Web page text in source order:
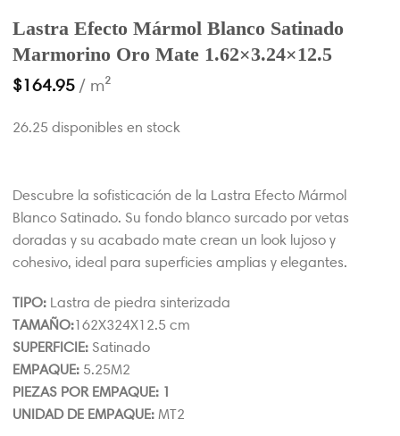
Lastra Efecto Mármol Blanco Satinado
Marmorino Oro Mate 1.62×3.24×12.5
$164.95 / m²
26.25 disponibles en stock
Descubre la sofisticación de la Lastra Efecto Mármol
Blanco Satinado. Su fondo blanco surcado por vetas
doradas y su acabado mate crean un look lujoso y
cohesivo, ideal para superficies amplias y elegantes.
TIPO: Lastra de piedra sinterizada
TAMAÑO:162X324X12.5 cm
SUPERFICIE: Satinado
EMPAQUE: 5.25M2
PIEZAS POR EMPAQUE: 1
UNIDAD DE EMPAQUE: MT2